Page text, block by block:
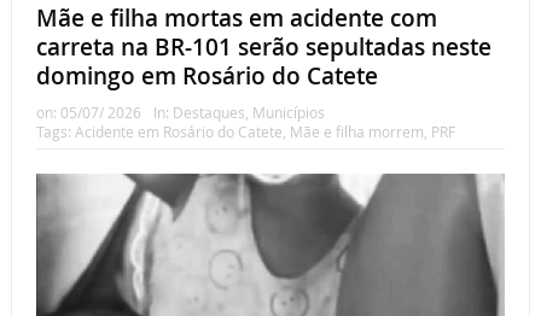
Mãe e filha mortas em acidente com
carreta na BR-101 serão sepultadas neste
domingo em Rosário do Catete
on: 05/07/ 2026 In: Destaques Municípios
Tags: Acidente em Rosário do Catete Mãe e filha morrem PRF